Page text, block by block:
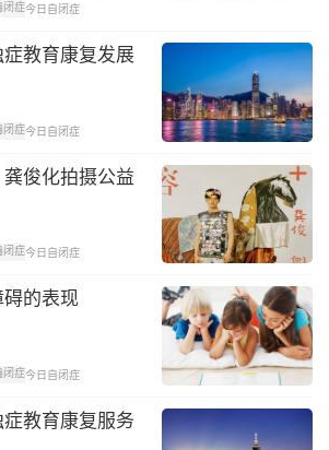
思考或语言多跳跃，无法很好的写
财物，弄丢物品、财物
间，经常需要人催或是迟到
些情况发生时，可以寻找作业治疗
今日自闭症
教育康复发展
今日自闭症
俊化拍摄公益
今日自闭症
的表现
今日自闭症
教育康复服务